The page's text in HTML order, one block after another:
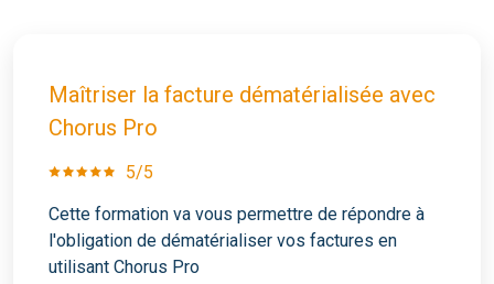
Maîtriser la facture dématérialisée avec
Chorus Pro
5/5
Cette formation va vous permettre de répondre à
l'obligation de dématérialiser vos factures en
utilisant Chorus Pro